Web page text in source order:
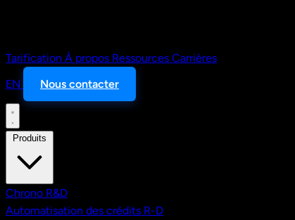
Tarification À propos Ressources Carrières
EN
Nous contacter
Chrono R&D
Automatisation des crédits R-D